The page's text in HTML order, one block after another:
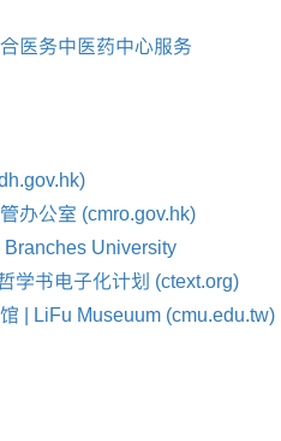
医务中医药中心服务
办公室 (cmro.gov.hk)
Branches University
学书电子化计划 (ctext.org)
| LiFu Museuum (cmu.edu.tw)